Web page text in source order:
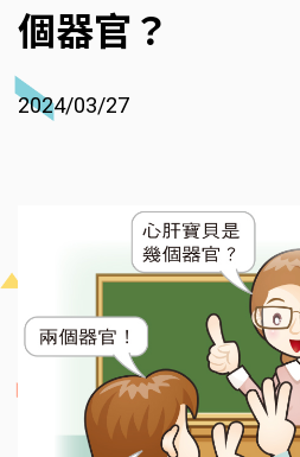
個器官？
2024/03/27